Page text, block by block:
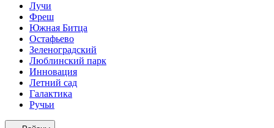
Лучи
Фреш
Южная Битца
Остафьево
Зеленоградский
Люблинский парк
Инновация
Летний сад
Галактика
Ручьи